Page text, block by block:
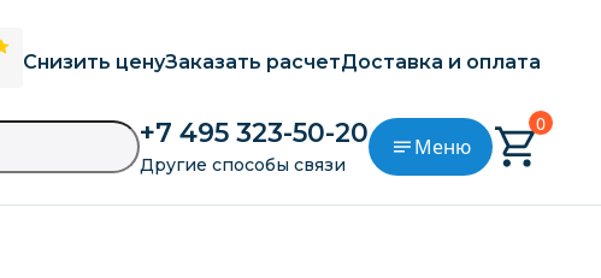
Снизить ценуЗаказать расчетДоставка и оплата
+7 495 323-50-20
Другие способы связи
Меню
0